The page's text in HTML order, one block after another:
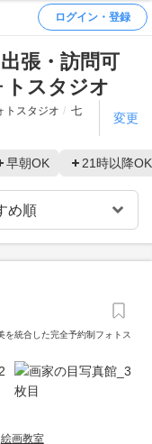
ログイン・登録
張・訪問可
トスタジオ
トスタジオ
七
変更
早朝OK 21時以降OK
を統合した完全予約制フォトス
絵画教室